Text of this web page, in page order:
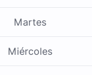
Martes
Miércoles